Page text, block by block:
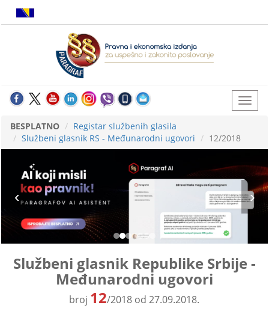
BESPLATNO
Registar službenih glasila
Službeni glasnik RS - Međunarodni ugovori
12/2018
Službeni glasnik Republike Srbije -
Međunarodni ugovori
broj 12/2018 od 27.09.2018.